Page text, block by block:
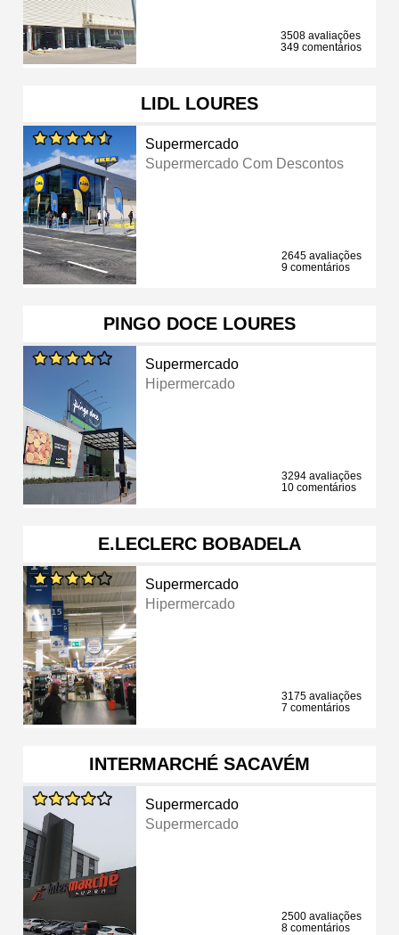
3508 avaliações
349 comentários
LIDL LOURES
Supermercado
Supermercado Com Descontos
2645 avaliações
9 comentários
PINGO DOCE LOURES
Supermercado
Hipermercado
3294 avaliações
10 comentários
E.LECLERC BOBADELA
Supermercado
Hipermercado
3175 avaliações
7 comentários
INTERMARCHÉ SACAVÉM
Supermercado
Supermercado
2500 avaliações
8 comentários